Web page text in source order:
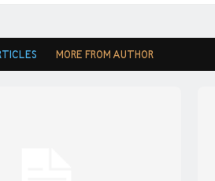
MORE FROM AUTHOR